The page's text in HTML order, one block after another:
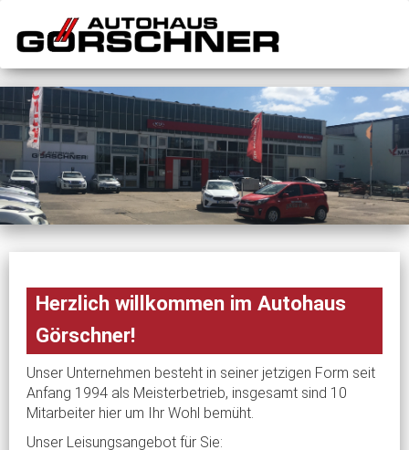
Herzlich willkommen im Autohaus
Görschner!
Unser Unternehmen besteht in seiner jetzigen Form seit
Anfang 1994 als Meisterbetrieb, insgesamt sind 10
Mitarbeiter hier um Ihr Wohl bemüht.
Unser Leisungsangebot für Sie: